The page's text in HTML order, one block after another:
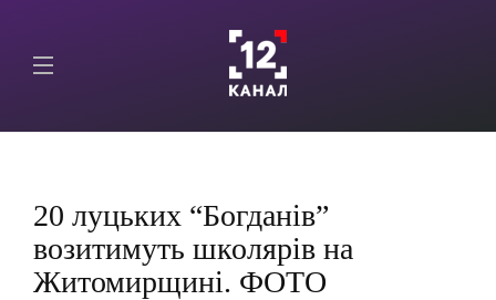
20 луцьких “Богданів”
возитимуть школярів на
Житомирщині. ФОТО